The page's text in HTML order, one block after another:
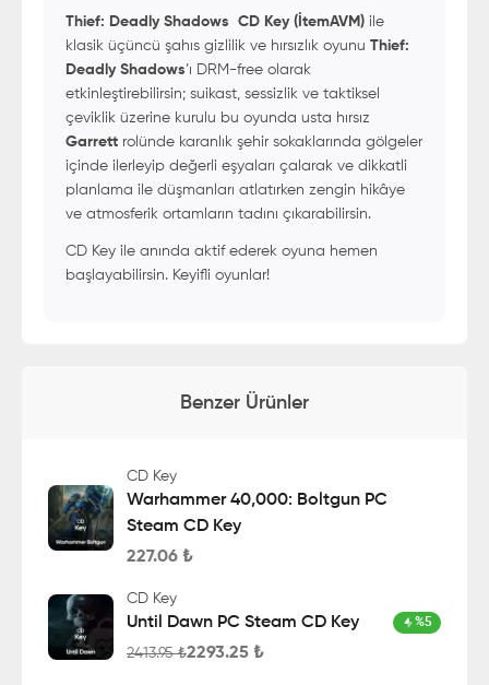
Thief: Deadly Shadows CD Key (İtemAVM) ile
klasik üçüncü şahıs gizlilik ve hırsızlık oyunu Thief:
Deadly Shadows’ı DRM-free olarak
etkinleştirebilirsin; suikast, sessizlik ve taktiksel
çeviklik üzerine kurulu bu oyunda usta hırsız
Garrett rolünde karanlık şehir sokaklarında gölgeler
içinde ilerleyip değerli eşyaları çalarak ve dikkatli
planlama ile düşmanları atlatırken zengin hikâye
ve atmosferik ortamların tadını çıkarabilirsin.
CD Key ile anında aktif ederek oyuna hemen
başlayabilirsin. Keyifli oyunlar!
Benzer Ürünler
CD Key
Warhammer 40,000: Boltgun PC
Steam CD Key
227.06 ₺
CD Key
Until Dawn PC Steam CD Key %5
2413.95₺2293.25 ₺